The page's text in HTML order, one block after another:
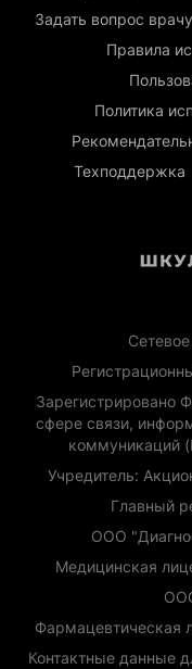
Задать вопрос врачу
Правила
Политика
Техподдержка
Зарегистрировано
сфере связи,
коммуникаций
Учредитель:
Главный
ООО
Медицинская
Фармацевтическая
Контактные данные